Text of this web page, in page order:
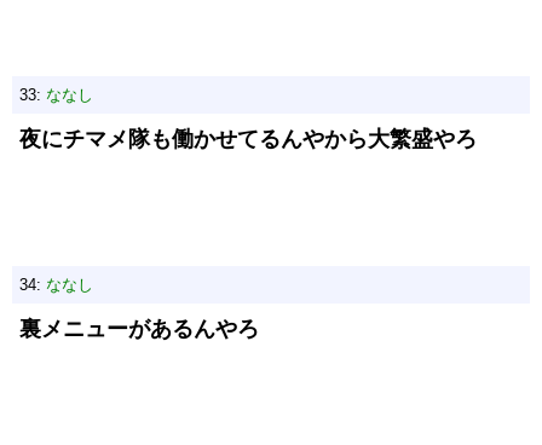
33: ななし
夜にチマメ隊も働かせてるんやから大繁盛やろ
34: ななし
裏メニューがあるんやろ